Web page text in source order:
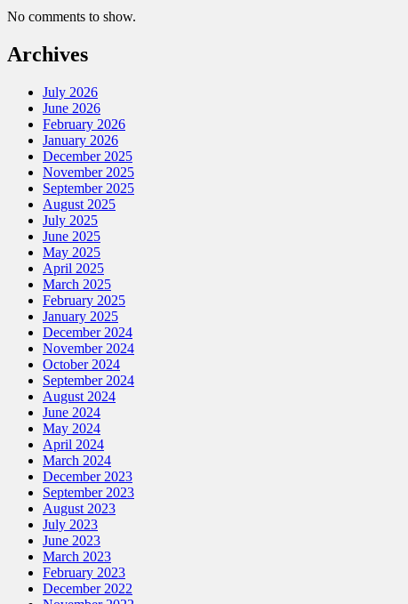
No comments to show.
Archives
July 2026
June 2026
February 2026
January 2026
December 2025
November 2025
September 2025
August 2025
July 2025
June 2025
May 2025
April 2025
March 2025
February 2025
January 2025
December 2024
November 2024
October 2024
September 2024
August 2024
June 2024
May 2024
April 2024
March 2024
December 2023
September 2023
August 2023
July 2023
June 2023
March 2023
February 2023
December 2022